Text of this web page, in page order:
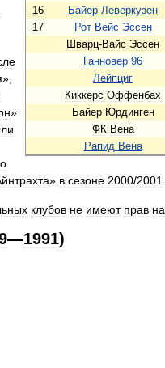
16
Байер Леверкузен
17
Рот Вейс Эссен
Шварц-Вайс Эссен
Ганновер 96
Лейпциг
Киккерс Оффенбах
Байер Юрдинген
ФК Вена
Рапид Вена
»,
»
» в сезоне 2000/2001
клубов не имеют прав на
—1991)